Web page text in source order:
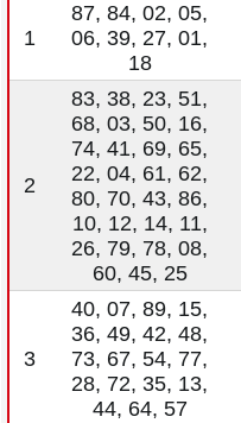
1
87, 84, 02, 05,
06, 39, 27, 01,
18
2
83, 38, 23, 51,
68, 03, 50, 16,
74, 41, 69, 65,
22, 04, 61, 62,
80, 70, 43, 86,
10, 12, 14, 11,
26, 79, 78, 08,
60, 45, 25
3
40, 07, 89, 15,
36, 49, 42, 48,
73, 67, 54, 77,
28, 72, 35, 13,
44, 64, 57